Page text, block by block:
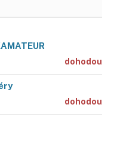
dohodou
dohodou